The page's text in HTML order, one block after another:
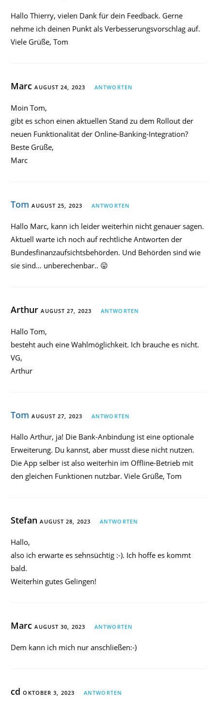
Hallo Thierry, vielen Dank für dein Feedback. Gerne
nehme ich deinen Punkt als Verbesserungsvorschlag auf.
Viele Grüße, Tom
MarcAUGUST 24, 2023 ANTWORTEN
Moin Tom,
gibt es schon einen aktuellen Stand zu dem Rollout der
neuen Funktionalität der Online-Banking-Integration?
Beste Grüße,
Marc
Tom AUGUST 25, 2023 ANTWORTEN
Hallo Marc, kann ich leider weiterhin nicht genauer sagen.
Aktuell warte ich noch auf rechtliche Antworten der
Bundesfinanzaufsichtsbehörden. Und Behörden sind wie
sie sind… unberechenbar.. 😛
ArthurAUGUST 27, 2023 ANTWORTEN
Hallo Tom,
besteht auch eine Wahlmöglichkeit. Ich brauche es nicht.
VG,
Arthur
Tom AUGUST 27, 2023 ANTWORTEN
Hallo Arthur, ja! Die Bank-Anbindung ist eine optionale
Erweiterung. Du kannst, aber musst diese nicht nutzen.
Die App selber ist also weiterhin im Offline-Betrieb mit
den gleichen Funktionen nutzbar. Viele Grüße, Tom
StefanAUGUST 28, 2023 ANTWORTEN
Hallo,
also ich erwarte es sehnsüchtig :-). Ich hoffe es kommt
bald.
Weiterhin gutes Gelingen!
MarcAUGUST 30, 2023 ANTWORTEN
Dem kann ich mich nur anschließen:-)
cdOKTOBER 3, 2023 ANTWORTEN